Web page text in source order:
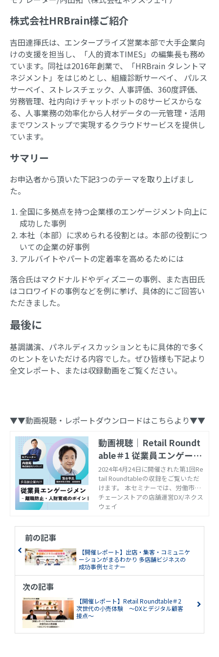
株式会社HRBrain様ご紹介
吉田達揮氏は、エンタープライズ営業本部で大手企業向
けの支援を担当し、「人的資本TIMES」の編集長も務め
ています。同社は2016年創業で、「HRBrain タレントマ
ネジメント」をはじめとし、組織診断サーベイ、 パルス
サーベイ、ストレスチェック、人事評価、360度評価、
労務管理、社内向けチャットボットの8サービスからな
る、人事業務の効率化から人材データの一元管理・活用
までワンストップで実現するクラウドサービスを提供し
ています。
サマリー
お申込者から頂いた下記3つのテーマを取り上げまし
た。
全国に多拠点を持つ企業様のエンゲージメント向上に
成功した事例
本社（本部）に求められる役割とは。本部の役割につ
いての企業の好事例
アルバイトやパートの定着率を高めるためには
落合氏はマクドナルドやディズニーの事例、また吉田氏
はコロワイドの事例などを例に挙げ、具体的にご回答い
ただきました。
最後に
基調講演、パネルディスカッションともに具体的で多く
のヒントをいただける内容でした。ぜひ皆様も下記より
全文レポート、または収録動画をご覧ください。
▼▼動画視聴・レポートダウンロードはこちらより▼▼
動画視聴｜Retail Roundt
able＃1 従業員エンゲージ
メントを高める戦略人事と
は ～離職防止・人財育成
のポイント徹底解説～
2024年4月24日に開催された第1回Re
tail Roundtableの収録をご覧いただ
けます。 本セミナーでは、労働市場
における重要な課題と解決策に焦点
をあてて探求していきます。
チェーンストアの店舗運営DX/ネクス
ウェイ
前の記事
【開催レポート】出店・集客・コミュニケ
ーションがまるわかり 多店舗ビジネスの
成功事例セミナー
次の記事
【開催レポート】Retail Roundtable＃2
次世代の小売体験 ～DXとデジタル顧客
接点～